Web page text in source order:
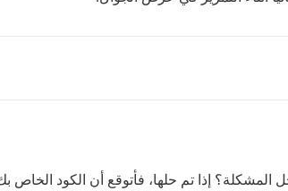
المشكلة؟ إذا تم حلها، فأتوقع أن الكود